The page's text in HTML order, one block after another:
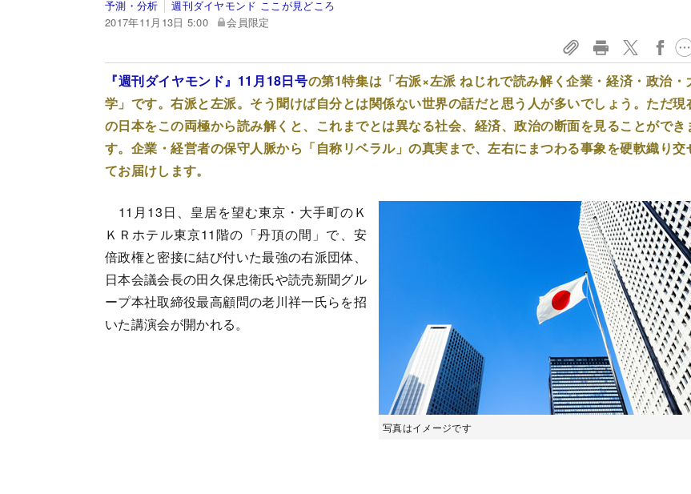
予測・分析
週刊ダイヤモンド ここが見どころ
2017年11月13日 5:00
会員限定
『週刊ダイヤモンド』11月18日号の第1特集は「右派×左派 ねじれで読み解く企業・経済・政治・
学」です。右派と左派。そう聞けば自分とは関係ない世界の話だと思う人が多いでしょう。ただ現
の日本をこの両極から読み解くと、これまでとは異なる社会、経済、政治の断面を見ることができ
す。企業・経営者の保守人脈から「自称リベラル」の真実まで、左右にまつわる事象を硬軟織り交
てお届けします。
写真はイメージです
11月13日、皇居を望む東京・大手町のＫ
ＫＲホテル東京11階の「丹頂の間」で、安
倍政権と密接に結び付いた最強の右派団体、
日本会議会長の田久保忠衛氏や読売新聞グル
ープ本社取締役最高顧問の老川祥一氏らを招
いた講演会が開かれる。